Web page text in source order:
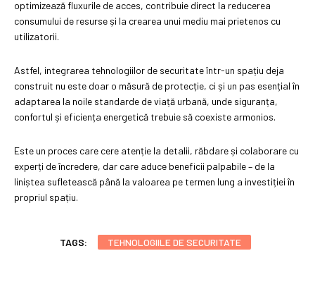
optimizează fluxurile de acces, contribuie direct la reducerea
consumului de resurse și la crearea unui mediu mai prietenos cu
utilizatorii.
Astfel, integrarea tehnologiilor de securitate într-un spațiu deja
construit nu este doar o măsură de protecție, ci și un pas esențial în
adaptarea la noile standarde de viață urbană, unde siguranța,
confortul și eficiența energetică trebuie să coexiste armonios.
Este un proces care cere atenție la detalii, răbdare și colaborare cu
experți de încredere, dar care aduce beneficii palpabile – de la
liniștea sufletească până la valoarea pe termen lung a investiției în
propriul spațiu.
TAGS: TEHNOLOGIILE DE SECURITATE